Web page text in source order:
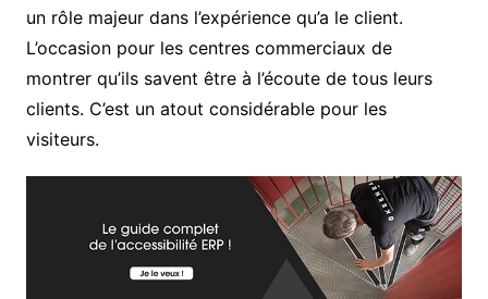
un rôle majeur dans l’expérience qu’a le client.
L’occasion pour les centres commerciaux de
montrer qu’ils savent être à l’écoute de tous leurs
clients. C’est un atout considérable pour les
visiteurs.